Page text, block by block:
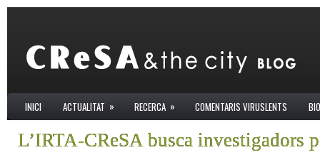
INICI ACTUALITAT » RECERCA » COMENTARIS VIRUSLENTS
L’IRTA-CReSA busca investigadors